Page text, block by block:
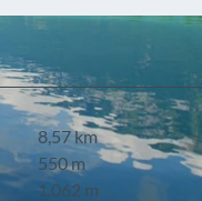
8,57 km
550 m
1.062 m